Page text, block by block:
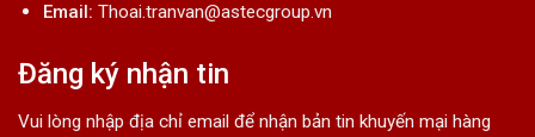
Email: Thoai.tranvan@astecgroup.vn
Đăng ký nhận tin
Vui lòng nhập địa chỉ email để nhận bản tin khuyến mại hàng